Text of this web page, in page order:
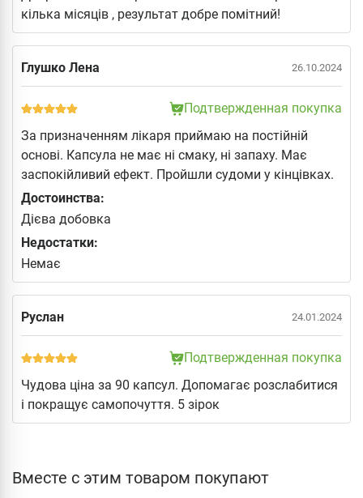
кілька місяців , результат добре помітний!
Глушко Лена 26.10.2024
Подтвержденная покупка
За призначенням лікаря приймаю на постійній
основі. Капсула не має ні смаку, ні запаху. Має
заспокійливий ефект. Пройшли судоми у кінцівках.
Достоинства:
Дієва добовка
Недостатки:
Немає
Руслан 24.01.2024
Подтвержденная покупка
Чудова ціна за 90 капсул. Допомагає розслабитися
і покращує самопочуття. 5 зірок
Вместе с этим товаром покупают